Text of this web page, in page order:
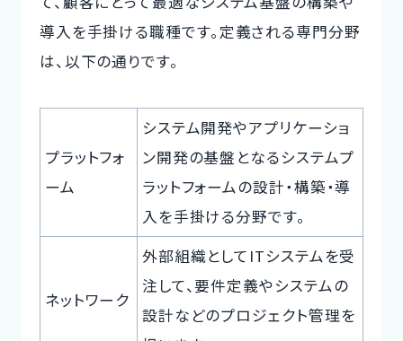
導入を手掛ける職種です。定義される専門分野
は、以下の通りです。
プラットフォ
ーム
システム開発やアプリケーショ
ン開発の基盤となるシステムプ
ラットフォームの設計・構築・導
入を手掛ける分野です。
ネットワーク
外部組織としてITシステムを受
注して、要件定義やシステムの
設計などのプロジェクト管理を